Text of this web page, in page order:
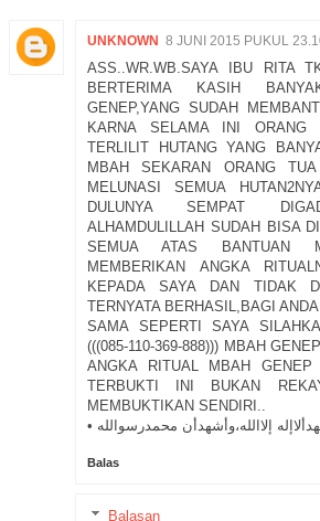
UNKNOWN 8 JUNI 2015 PUKUL
ASS..WR.WB.SAYA IBU RITA
BERTERIMA KASIH
GENEP,YANG SUDAH
KARNA SELAMA INI ORANG
TERLILIT HUTANG YANG
MBAH SEKARAN ORANG
MELUNASI SEMUA
DULUNYA SEMPAT
ALHAMDULILLAH SUDAH BISA
SEMUA ATAS BANTUAN
MEMBERIKAN ANGKA
KEPADA SAYA DAN TIDAK
TERNYATA BERHASIL,BAGI
SAMA SEPERTI SAYA
(((085-110-369-888))) MBAH
ANGKA RITUAL MBAH GENEP
TERBUKTI INI BUKAN
MEMBUKTIKAN SENDIRI..
إلاالله،وأشهدأن محمدرسوالله
Balas
Balasan